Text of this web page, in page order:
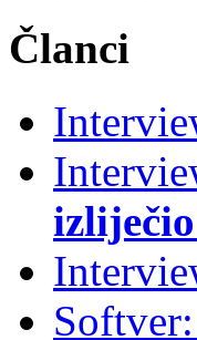
Članci
Softver: